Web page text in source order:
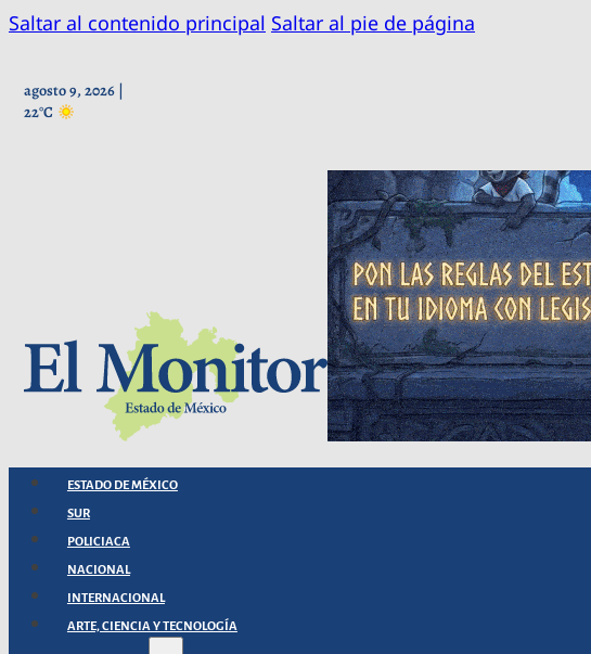
Saltar al contenido principal Saltar al pie de página
agosto 9, 2026 |
22°C
ESTADO DE MÉXICO
SUR
POLICIACA
NACIONAL
INTERNACIONAL
ARTE, CIENCIA Y TECNOLOGÍA